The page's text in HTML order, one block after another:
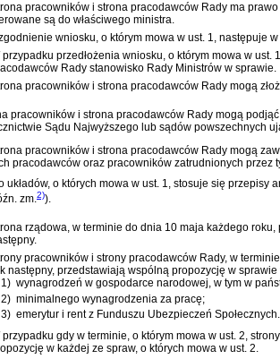
pracowników i strona pracodawców Rady ma
są do właściwego ministra.
wniosku, o którym mowa w ust. 1, następuje
przypadku przedłożenia wniosku, o którym mowa w
Rady stanowisko Rady Ministrów w sprawie.
pracowników i strona pracodawców Rady mogą
pracowników i strona pracodawców Rady mogą
Sądu Najwyższego lub sądów powszechnych
pracowników i strona pracodawców Rady mogą
pracodawców oraz pracowników zatrudnionych
układów, o których mowa w ust. 1, stosuje się przepisy
zm.2)).
rządowa, w terminie do dnia 10 maja każdego
pracowników i strony pracodawców Rady, w
następny, przedstawiają wspólną propozycję w
1) wynagrodzeń w gospodarce narodowej, w tym w
2) minimalnego wynagrodzenia za pracę;
3) emerytur i rent z Funduszu Ubezpieczeń Społecznych.
przypadku gdy w terminie, o którym mowa w ust. 2,
w każdej ze spraw, o których mowa w ust. 2.